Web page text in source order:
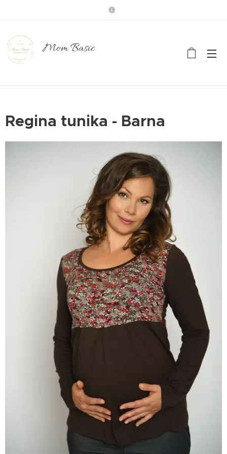
Mom Basic
Regina tunika - Barna